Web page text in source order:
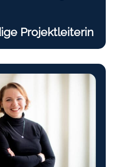
Projektleiterin